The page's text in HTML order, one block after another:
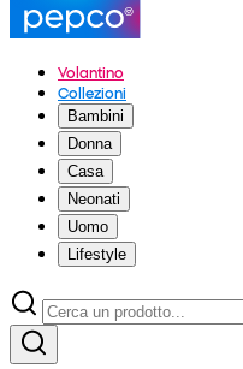
Volantino
Collezioni
Bambini
Donna
Casa
Neonati
Uomo
Lifestyle